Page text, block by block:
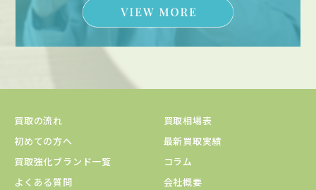
買取の流れ
買取相場表
初めての方へ
最新買取実績
買取強化ブランド一覧
コラム
よくある質問
会社概要